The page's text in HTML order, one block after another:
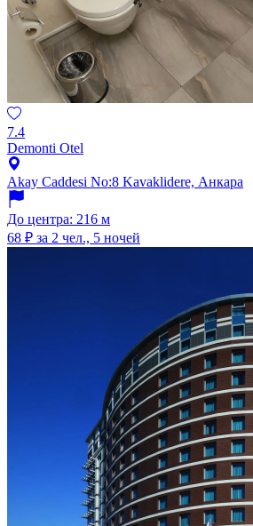
7.4
Demonti Otel
Akay Caddesi No:8 Kavaklidere, Анкара
До центра: 216 м
68 ₽ за 2 чел., 5 ночей